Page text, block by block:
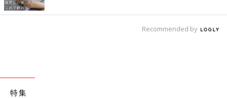
Recommended by
特集